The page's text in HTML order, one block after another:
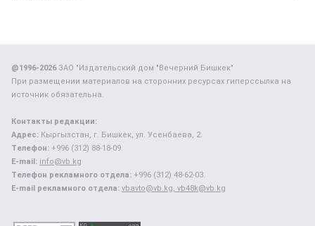
@1996-2026ЗАО "Издательский дом "Вечерний Бишкек"
При размещении материалов на сторонних ресурсах гиперссылка на
источник обязательна.
Контакты редакции:
Адрес: Кыргызстан, г. Бишкек, ул. Усенбаева, 2.
Телефон: +996 (312) 88-18-09.
E-mail: info@vb.kg
Телефон рекламного отдела: +996 (312) 48-62-03.
E-mail рекламного отдела: vbavto@vb.kg, vb48k@vb.kg